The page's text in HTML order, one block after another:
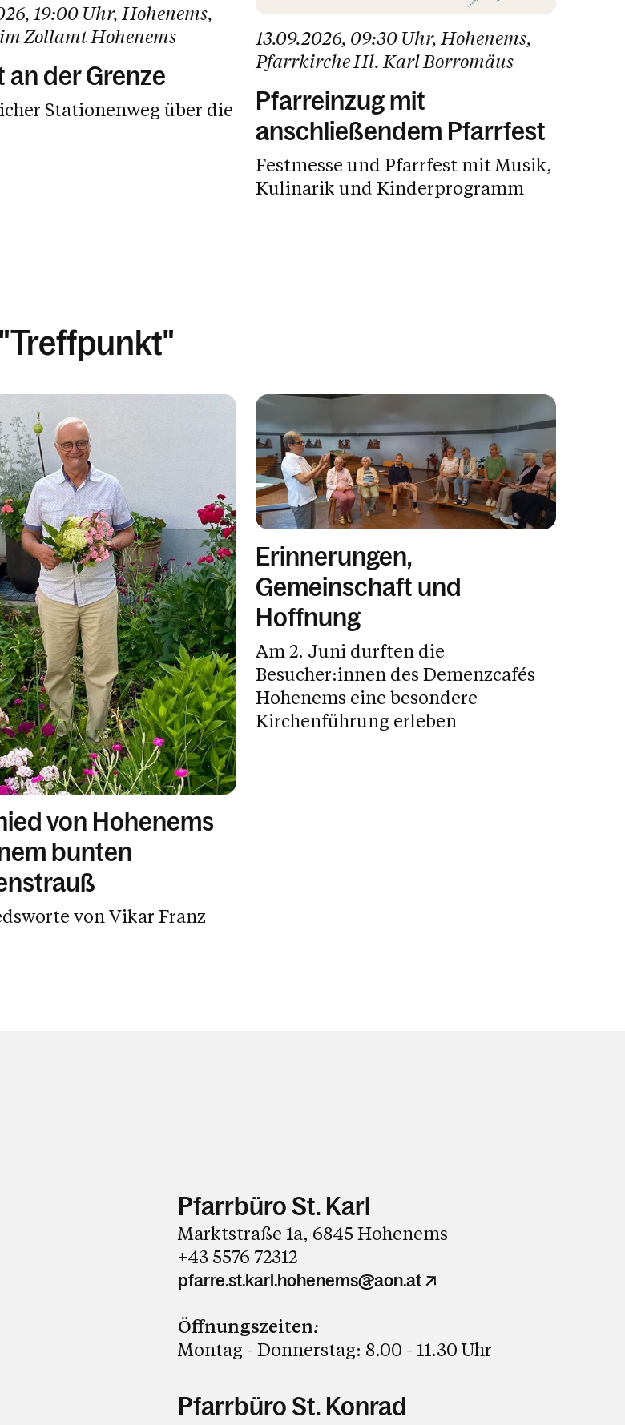
, 19:00 Uhr, Hohenems,
Zollamt Hohenems
an der Grenze
Stationenweg über die
13.09.2026, 09:30 Uhr, Hohenems,
Pfarrkirche Hl. Karl Borromäus
Pfarreinzug mit
anschließendem Pfarrfest
Festmesse und Pfarrfest mit Musik,
Kulinarik und Kinderprogramm
von Hohenems
bunten
von Vikar Franz
Erinnerungen,
Gemeinschaft und
Hoffnung
Am 2. Juni durften die
Besucher:innen des Demenzcafés
Hohenems eine besondere
Kirchenführung erleben
Pfarrbüro St. Karl
Marktstraße 1a, 6845 Hohenems
+43 5576 72312
pfarre.st.karl.hohenems@aon.at
Öffnungszeiten:
Montag - Donnerstag: 8.00 - 11.30 Uhr
Pfarrbüro St. Konrad